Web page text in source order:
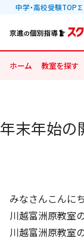
中学・高校受験
ホーム 教室を探す
年末年始の
みなさんこんに
川越富洲原教室
川越富洲原教室